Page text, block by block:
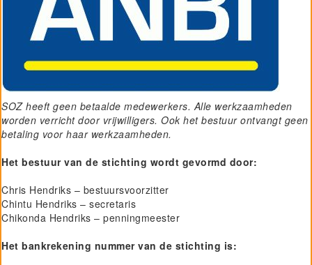
SOZ heeft geen betaalde medewerkers. Alle werkzaamheden
worden verricht door vrijwilligers. Ook het bestuur ontvangt geen
betaling voor haar werkzaamheden.
Het bestuur van de stichting wordt gevormd door:
Chris Hendriks – bestuursvoorzitter
Chintu Hendriks – secretaris
Chikonda Hendriks – penningmeester
Het bankrekening nummer van de stichting is: